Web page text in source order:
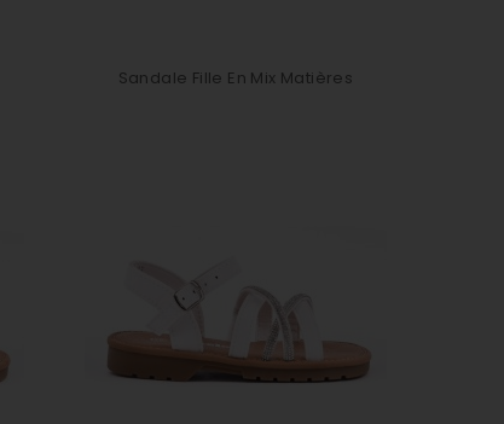
Sandale Fille En Mix Matières